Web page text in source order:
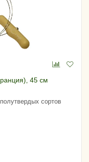
45 см
сортов